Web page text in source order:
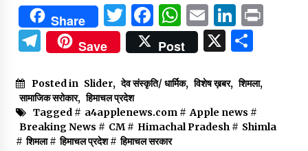
Share Twitter
Facebook
WhatsApp
Email
Telegram
Save Post X
Posted in Slider, देव संस्कृति/ धार्मिक, विशेष ख़बर, शिमला,
सामाजिक सरोकार, हिमाचल प्रदेश
Tagged # a4applenews.com# Apple news #
Breaking News # CM# Himachal Pradesh# Shimla
# शिमला# हिमाचल प्रदेश# हिमाचल सरकार